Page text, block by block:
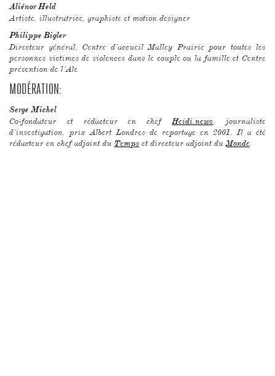
Aliénor Held
Artiste, illustratrice, graphiste et motion designer
Philippe Bigler
Directeur général, Centre d’accueil Malley Prairie pour toutes les
personnes victimes de violences dans le couple ou la famille et Centre
prévention de l’Ale
MODÉRATION:
Serge Michel
Co-fondateur et rédacteur en chef Heidi.news , journaliste
d’investigation, prix Albert Londres de reportage en 2001. Il a été
rédacteur en chef adjoint du Temps et directeur adjoint du Monde